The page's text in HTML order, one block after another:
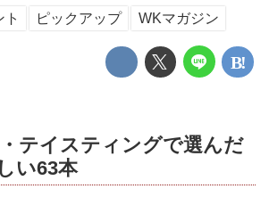
ト ピックアップ WKマガジン
テイスティングで選んだ
い63本